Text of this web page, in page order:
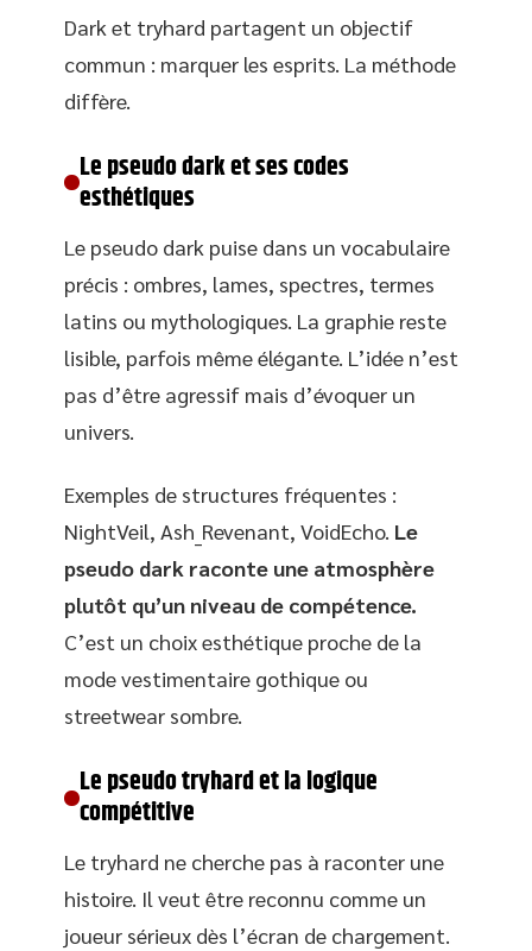
Dark et tryhard partagent un objectif
commun : marquer les esprits. La méthode
diffère.
Le pseudo dark et ses codes
esthétiques
Le pseudo dark puise dans un vocabulaire
précis : ombres, lames, spectres, termes
latins ou mythologiques. La graphie reste
lisible, parfois même élégante. L’idée n’est
pas d’être agressif mais d’évoquer un
univers.
Exemples de structures fréquentes :
NightVeil, Ash_Revenant, VoidEcho. Le
pseudo dark raconte une atmosphère
plutôt qu’un niveau de compétence.
C’est un choix esthétique proche de la
mode vestimentaire gothique ou
streetwear sombre.
Le pseudo tryhard et la logique
compétitive
Le tryhard ne cherche pas à raconter une
histoire. Il veut être reconnu comme un
joueur sérieux dès l’écran de chargement.